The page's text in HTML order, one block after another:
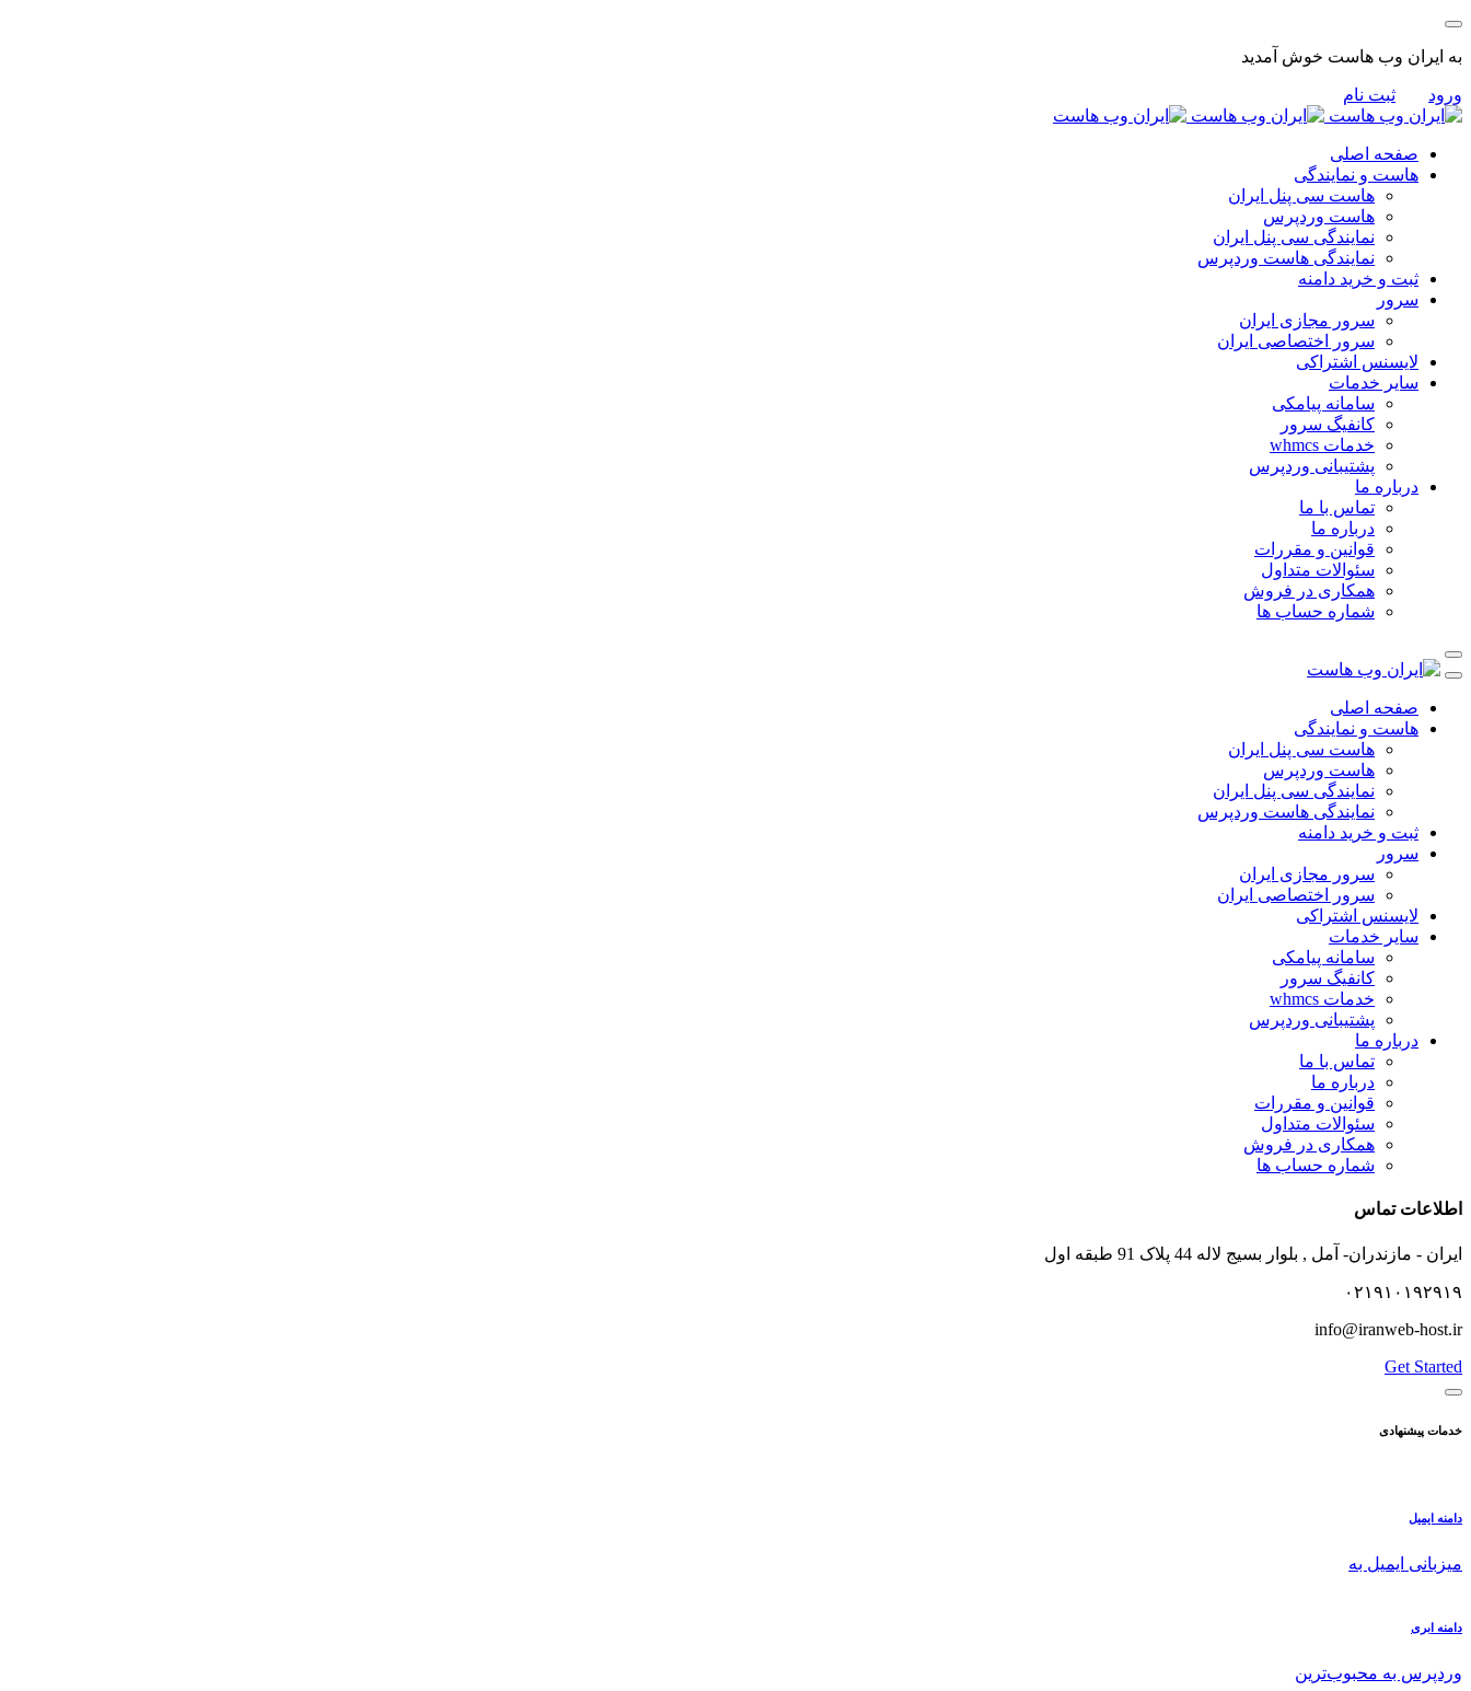
به ایران وب هاست خوش آمدید
ورود ثبت نام
صفحه اصلی
هاست و نمایندگی
هاست سی پنل ایران
هاست وردپرس
نمایندگی سی پنل ایران
نمایندگی هاست وردپرس
ثبت و خرید دامنه
سرور
سرور مجازی ایران
سرور اختصاصی ایران
لایسنس اشتراکی
سایر خدمات
سامانه پیامکی
کانفیگ سرور
خدمات whmcs
پشتیبانی وردپرس
درباره ما
تماس با ما
درباره ما
قوانین و مقررات
سئوالات متداول
همکاری در فروش
شماره حساب ها
صفحه اصلی
هاست و نمایندگی
هاست سی پنل ایران
هاست وردپرس
نمایندگی سی پنل ایران
نمایندگی هاست وردپرس
ثبت و خرید دامنه
سرور
سرور مجازی ایران
سرور اختصاصی ایران
لایسنس اشتراکی
سایر خدمات
سامانه پیامکی
کانفیگ سرور
خدمات whmcs
پشتیبانی وردپرس
درباره ما
تماس با ما
درباره ما
قوانین و مقررات
سئوالات متداول
همکاری در فروش
شماره حساب ها
اطلاعات تماس
ایران - مازندران- آمل , بلوار بسیج لاله 44 پلاک 91 طبقه اول
۰۲۱۹۱۰۱۹۲۹۱۹
info@iranweb-host.ir
Get Started
خدمات پیشنهادی
دامنه ایمیل
میزبانی ایمیل به
دامنه ابری
وردپرس به محبوب‌ترین